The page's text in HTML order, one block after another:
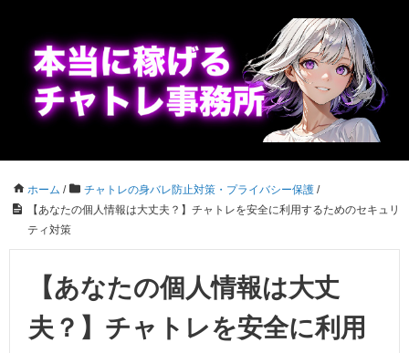
ホーム / チャトレの身バレ防止対策・プライバシー保護 /
【あなたの個人情報は大丈夫？】チャトレを安全に利用するためのセキュリ
ティ対策
【あなたの個人情報は大丈
夫？】チャトレを安全に利用